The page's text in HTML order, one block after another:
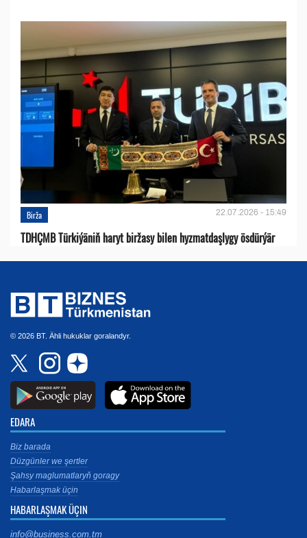
Birža 22.07.2026 - 15:49
TDHÇMB Türkiýäniň haryt biržasy bilen hyzmatdaşlygy ösdürýär
© 2026 BT. Ähli hukuklar goralandyr.
EDARA
Biz barada
Düzgünler we şertler
Şahsy maglumatlaryň goragy
Habarlaşmak üçin
HABARLAŞMAK ÜÇIN
info@business.com.tm